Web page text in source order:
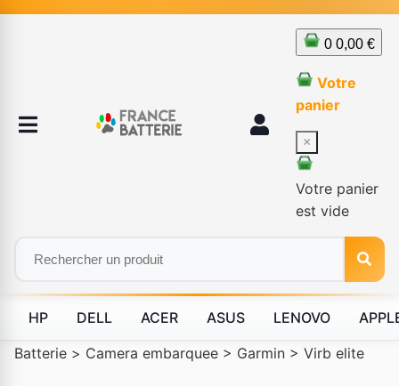
0 0,00 €
Votre
panier
×
Votre panier
est vide
HP DELL ACER ASUS LENOVO
Batterie > Camera embarquee > Garmin > Virb elite